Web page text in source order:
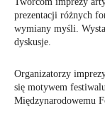
prezentacji różnych
wymiany myśli.
dyskusje.
Organizatorzy
się motywem
Międzynarodowemu